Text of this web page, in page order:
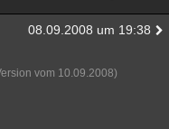
08.09.2008 um 19:38
vom 10.09.2008)